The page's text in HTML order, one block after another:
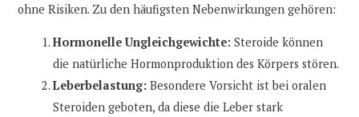
ohne Risiken. Zu den häufigsten Nebenwirkungen gehören:
Hormonelle Ungleichgewichte: Steroide können
die natürliche Hormonproduktion des Körpers stören.
Leberbelastung: Besondere Vorsicht ist bei oralen
Steroiden geboten, da diese die Leber stark